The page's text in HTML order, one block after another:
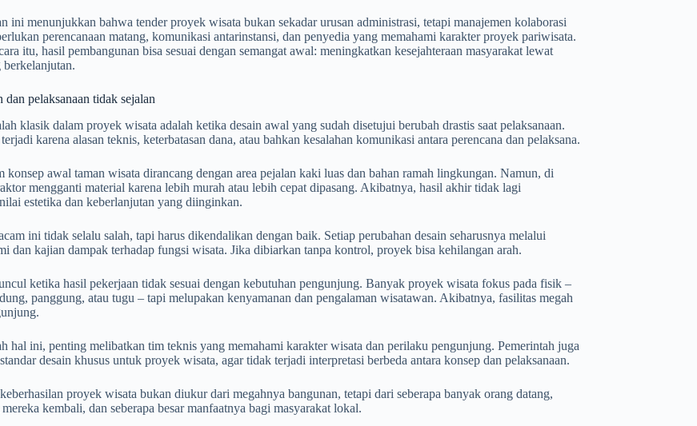
ini menunjukkan bahwa tender proyek wisata bukan sekadar urusan administrasi, tetapi manajemen kolaborasi
perencanaan matang, komunikasi antarinstansi, dan penyedia yang memahami karakter proyek pariwisata.
itu, hasil pembangunan bisa sesuai dengan semangat awal: meningkatkan kesejahteraan masyarakat lewat
dan pelaksanaan tidak sejalan
klasik dalam proyek wisata adalah ketika desain awal yang sudah disetujui berubah drastis saat pelaksanaan.
karena alasan teknis, keterbatasan dana, atau bahkan kesalahan komunikasi antara perencana dan pelaksana.
konsep awal taman wisata dirancang dengan area pejalan kaki luas dan bahan ramah lingkungan. Namun, di
mengganti material karena lebih murah atau lebih cepat dipasang. Akibatnya, hasil akhir tidak lagi
estetika dan keberlanjutan yang diinginkan.
ini tidak selalu salah, tapi harus dikendalikan dengan baik. Setiap perubahan desain seharusnya melalui
dan kajian dampak terhadap fungsi wisata. Jika dibiarkan tanpa kontrol, proyek bisa kehilangan arah.
ketika hasil pekerjaan tidak sesuai dengan kebutuhan pengunjung. Banyak proyek wisata fokus pada fisik –
panggung, atau tugu – tapi melupakan kenyamanan dan pengalaman wisatawan. Akibatnya, fasilitas megah
hal ini, penting melibatkan tim teknis yang memahami karakter wisata dan perilaku pengunjung. Pemerintah juga
desain khusus untuk proyek wisata, agar tidak terjadi interpretasi berbeda antara konsep dan pelaksanaan.
proyek wisata bukan diukur dari megahnya bangunan, tetapi dari seberapa banyak orang datang,
mereka kembali, dan seberapa besar manfaatnya bagi masyarakat lokal.